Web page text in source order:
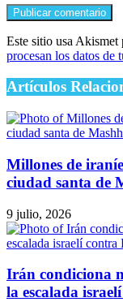
Este sitio usa Akismet
procesan los datos de
Artículos
Millones de
ciudad santa de
9 julio, 2026
Irán condiciona
la escalada